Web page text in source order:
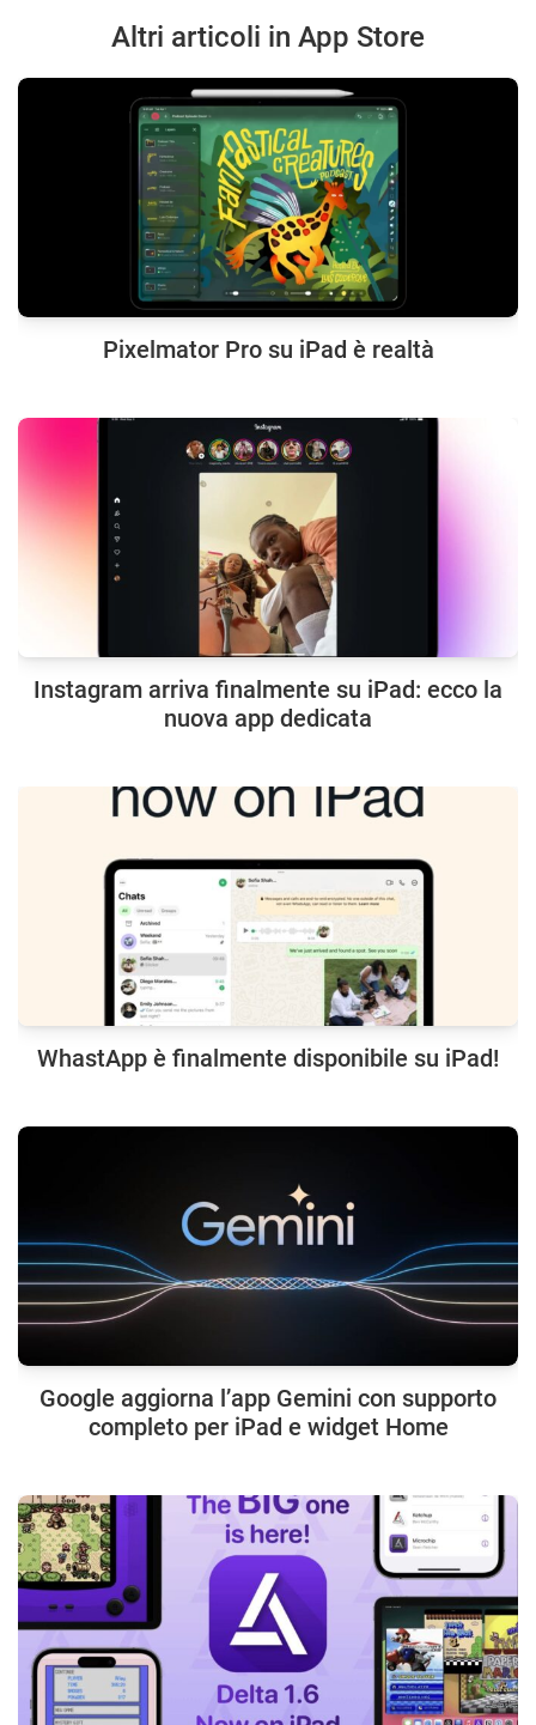
Altri articoli in App Store
Pixelmator Pro su iPad è realtà
Instagram arriva finalmente su iPad: ecco la
nuova app dedicata
WhastApp è finalmente disponibile su iPad!
Google aggiorna l’app Gemini con supporto
completo per iPad e widget Home